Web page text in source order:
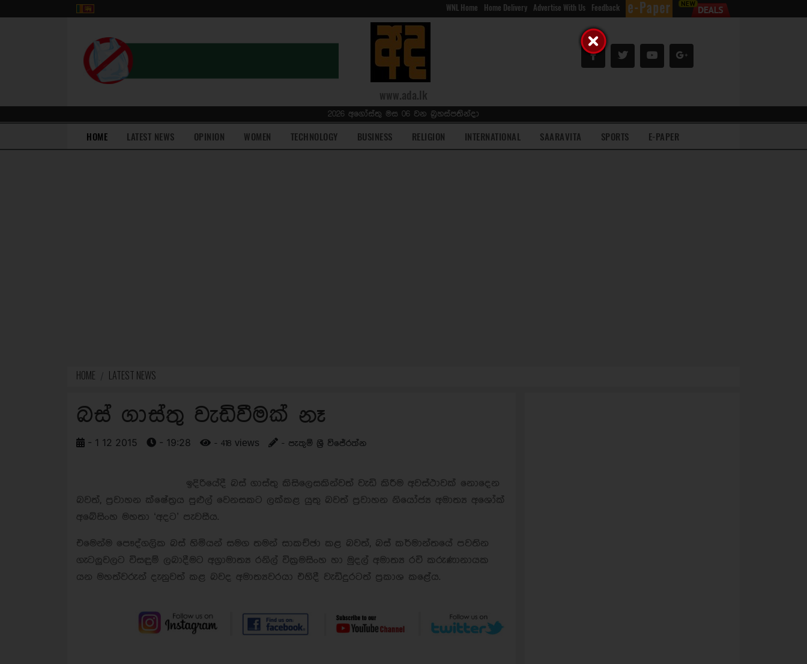
WNL Home Home Delivery Advertise With Us Feedback
www.ada.lk
2026 අගෝස්තු මස 06 වන බ්‍රහස්පතින්දා
HOME(current)LATEST NEWS OPINION WOMEN TECHNOLOGY BUSINESS RELIGION INTERNATIONAL SAARAVITA SPORTS E-PAPER
HOME LATEST NEWS
බස් ගාස්තු වැඩිවීමක් නෑ
- 1 12 2015 - 19:28 - 418 views - පැතුම් ශ්‍රී විජේරත්න
ඉදිරියේදී බස් ගාස්තු කිසිලෙසකින්වත් වැඩි කිරීම අවස්ථාවක් නොදෙන
බවත්, ප්‍රවාහන ක්ෂේත්‍රය පුළුල් වෙනසකට ලක්කළ යුතු බවත් ප්‍රවාහන නියෝජ්‍ය අමාත්‍ය අශෝක්
අබේසිංහ මහතා ‘අදට’ පැවසීය.
එමෙන්ම පෞද්ගලික බස් හිමියන් සමග තමන් සාකච්ඡා කළ බවත්, බස් කර්මාන්තයේ පවතින
ගැටලුවලට විසඳුම් ලබාදීමට අග්‍රාමාත්‍ය රනිල් වික්‍රමසිංහ හා මුදල් අමාත්‍ය රවි කරුණානායක
යන මහත්වරුන් දැනුවත් කළ බවද අමාත්‍යවරයා එහිදී වැඩිදුරටත් ප්‍රකාශ කළේය.